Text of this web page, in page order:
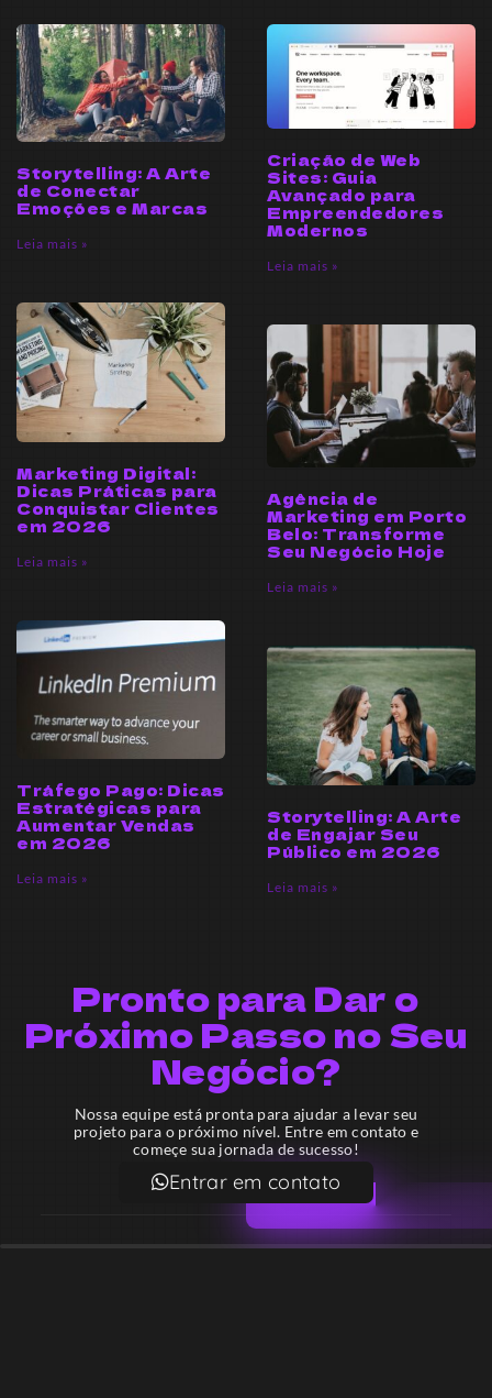
Storytelling: A Arte
de Conectar
Emoções e Marcas
Leia mais »
Criação de Web
Sites: Guia
Avançado para
Empreendedores
Modernos
Leia mais »
Marketing Digital:
Dicas Práticas para
Conquistar Clientes
em 2026
Leia mais »
Agência de
Marketing em Porto
Belo: Transforme
Seu Negócio Hoje
Leia mais »
Tráfego Pago: Dicas
Estratégicas para
Aumentar Vendas
em 2026
Leia mais »
Storytelling: A Arte
de Engajar Seu
Público em 2026
Leia mais »
Pronto para Dar o
Próximo Passo no Seu
Negócio?
Nossa equipe está pronta para ajudar a levar seu
projeto para o próximo nível. Entre em contato e
começe sua jornada de sucesso!
Entrar em contato